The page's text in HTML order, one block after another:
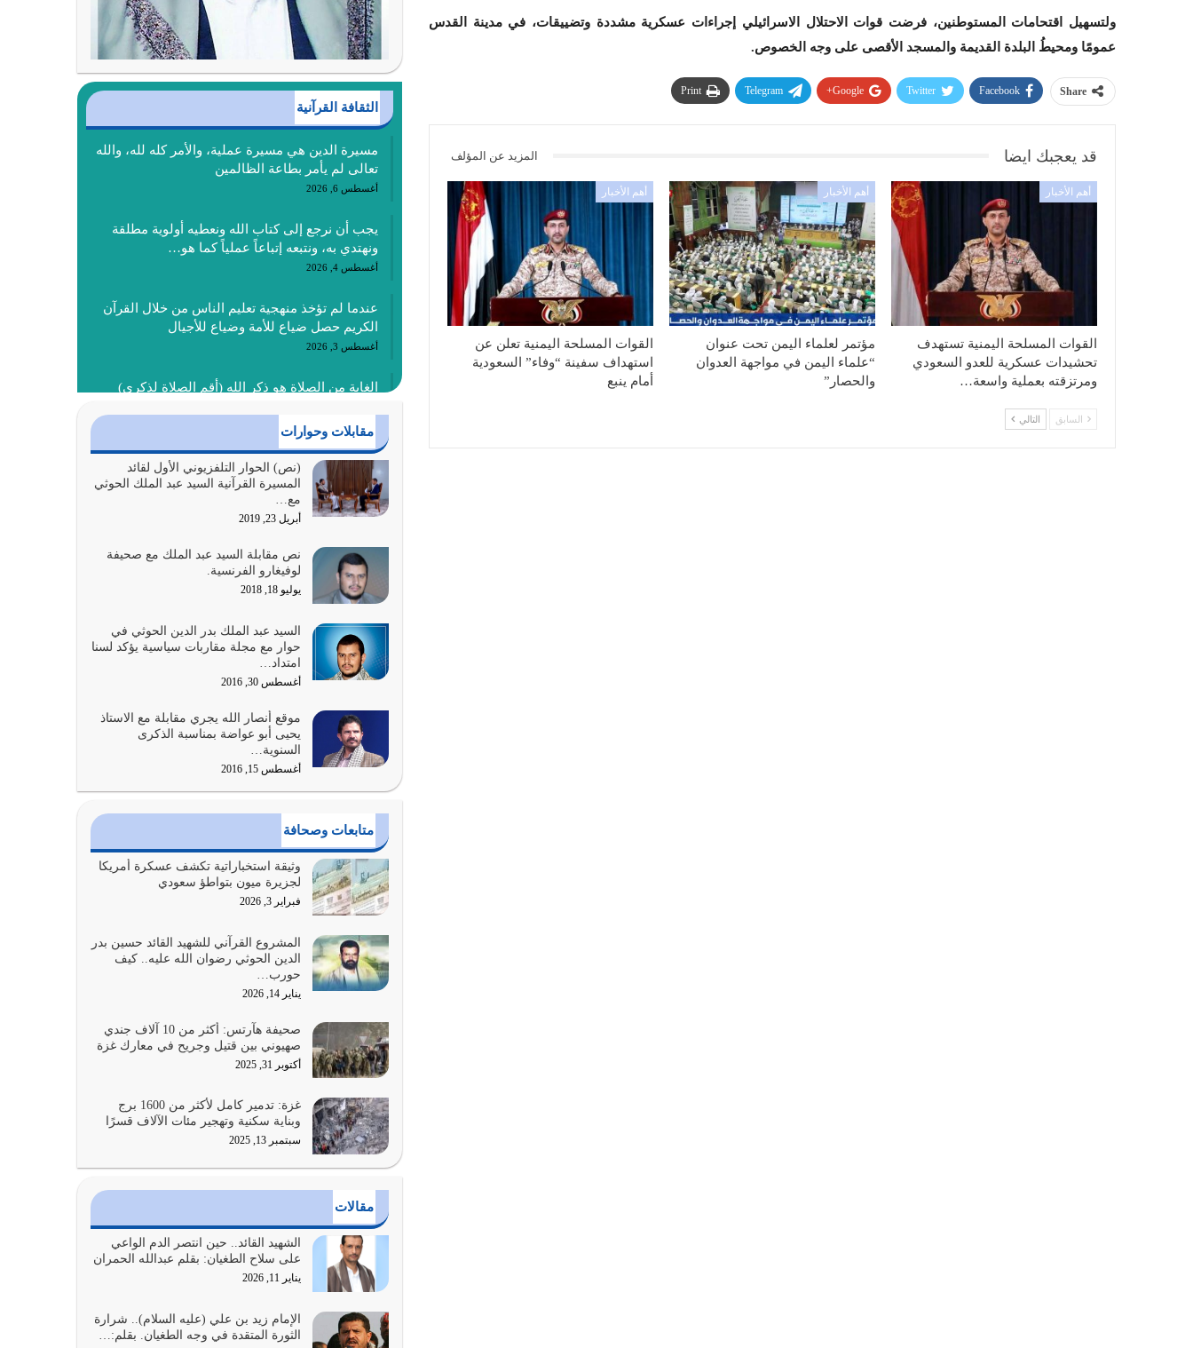
ولتسهيل اقتحامات المستوطنين، فرضت قوات الاحتلال الاسرائيلي إجراءات عسكرية مشددة وتضييقات، في مدينة القدس
عمومًا ومحيطُ البلدة القديمة والمسجد الأقصى على وجه الخصوص.
Share
Facebook
Twitter
Google+
Telegram
Print
قد يعجبك ايضا المزيد عن المؤلف
أهم الأخبار
القوات المسلحة اليمنية تستهدف
تحشيدات عسكرية للعدو السعودي
ومرتزقته بعملية واسعة…
أهم الأخبار
مؤتمر لعلماء اليمن تحت عنوان
“علماء اليمن في مواجهة العدوان
والحصار”
أهم الأخبار
القوات المسلحة اليمنية تعلن عن
استهداف سفينة “وفاء” السعودية
أمام ينبع
السابق التالي
الثقافة القرآنية
مسيرة الدين هي مسيرة عملية، والأمر كله لله، والله
تعالى لم يأمر بطاعة الظالمين
أغسطس 6, 2026
يجب أن نرجع إلى كتاب الله ونعطيه أولوية مطلقة
ونهتدي به، ونتبعه إتباعاً عملياً كما هو…
أغسطس 4, 2026
عندما لم تؤخذ منهجية تعليم الناس من خلال القرآن
الكريم حصل ضياع للأمة وضياع للأجيال
أغسطس 3, 2026
الغاية من الصلاة هو ذكر الله (أقم الصلاة لذكري)
أغسطس 2, 2026
السبب الرئيسي لشقاء الأمة الابتعاد عن كتاب الله
والتعدي لحدود الله بالإضافات للدين
أغسطس 1, 2026
أبرز أسباب الشقاء هو الإعراض عن ذكر الله وعن هدى
الله المتمثل في القرآن الكريم
يوليو 31, 2026
أولياء الشيطان كلما كانوا أكثر ولاءً وطاعة للشيطان
كلما كانوا أكثر ضعفاً
يوليو 30, 2026
والرزق والاستبشار والنجاة والخلود في…
يوليو 29, 2026
هل نحن من الصالحين؟ قيِّم نفسك هنا اترك القرآن
على أصله وأعرض نفسك، وأعرض ما لديك على…
يوليو 27, 2026
عندما يكون عدوك هو عدو الله معناه أن تكون نقاط
الضعف فيه كثيرة وسينصرك الله عليه إذا…
يوليو 26, 2026
أراد الله لهذه الأمة ان تكون خير امة أخرجت للناس
بالنهوض بالأمر بالمعروف والنهي عن…
يوليو 25, 2026
الدين الذي شرعه الله لا يجوز أن يخضع لآرائنا وأهوائنا
واجتهاداتنا لأننا سنختلف ونتفرق
يوليو 24, 2026
يجب أن نعود جميعاً الى القرآن وعندنا أخطاء جميعاً
لنعتصم بحبل الله جميعاً وليس كل…
يوليو 22, 2026
المُلك كله لله تعالى يؤتيه من يشاء وينزعه ممن يشاء
مقابلات وحوارات
(نص) الحوار التلفزيوني الأول لقائد
المسيرة القرآنية السيد عبد الملك الحوثي
مع…
أبريل 23, 2019
نص مقابلة السيد عبد الملك مع صحيفة
لوفيغارو الفرنسية.
يوليو 18, 2018
السيد عبد الملك بدر الدين الحوثي في
حوار مع مجلة مقاربات سياسية يؤكد لسنا
امتداد…
أغسطس 30, 2016
موقع أنصار الله يجري مقابلة مع الاستاذ
يحيى أبو عواضة بمناسبة الذكرى
السنوية…
أغسطس 15, 2016
متابعات وصحافة
وثيقة استخباراتية تكشف عسكرة أمريكا
لجزيرة ميون بتواطؤ سعودي
فبراير 3, 2026
المشروع القرآني للشهيد القائد حسين بدر
الدين الحوثي رضوان الله عليه.. كيف
حورب…
يناير 14, 2026
صحيفة هآرتس: أكثر من 10 آلاف جندي
صهيوني بين قتيل وجريح في معارك غزة
أكتوبر 31, 2025
غزة: تدمير كامل لأكثر من 1600 برج
وبناية سكنية وتهجير مئات الآلاف قسرًا
سبتمبر 13, 2025
مقالات
الشهيد القائد.. حين انتصر الدم الواعي
على سلاح الطغيان: بقلم عبدالله الحمران
يناير 11, 2026
الإمام زيد بن علي (عليه السلام).. شرارة
الثورة المتقدة في وجه الطغيان. بقلم:…